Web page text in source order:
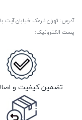
پست الکترونیک:
تضمین کیفیت و